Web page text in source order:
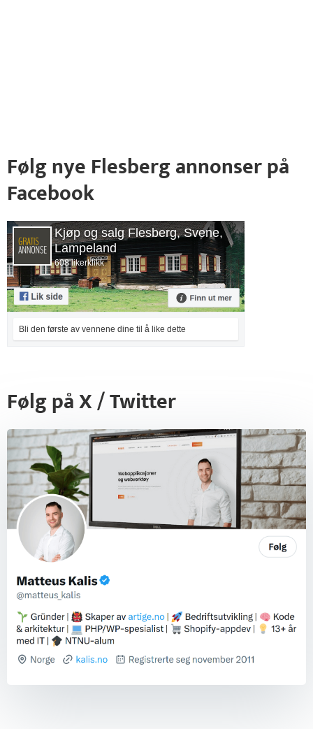
Følg nye Flesberg annonser på
Facebook
Kjøp og salg Flesberg, Svene,
Lampeland
608 likerklikk
Bli den første av vennene dine til å like dette
Følg på X / Twitter